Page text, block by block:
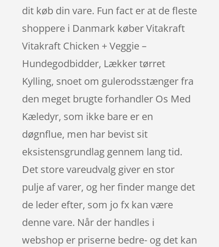
dit køb din vare. Fun fact er at de fleste
shoppere i Danmark køber Vitakraft
Vitakraft Chicken + Veggie –
Hundegodbidder, Lækker tørret
Kylling, snoet om gulerodsstænger fra
den meget brugte forhandler Os Med
Kæledyr, som ikke bare er en
døgnflue, men har bevist sit
eksistensgrundlag gennem lang tid.
Det store vareudvalg giver en stor
pulje af varer, og her finder mange det
de leder efter, som jo fx kan være
denne vare. Når der handles i
webshop er priserne bedre- og det kan